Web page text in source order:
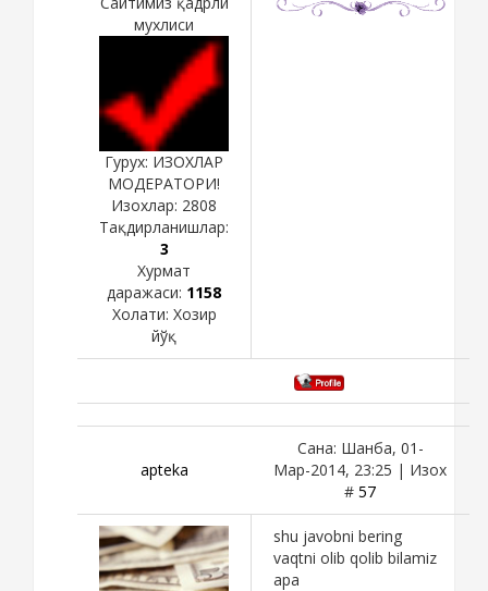
мухлиси
Гурух: ИЗОХЛАР
МОДЕРАТОРИ!
Изохлар: 2808
Тақдирланишлар:
3
Хурмат
даражаси: 1158
Холати: Хозир
йўқ
apteka
Сана: Шанба, 01-
Мар-2014, 23:25 | Изох
# 57
shu javobni bering
vaqtni olib qolib bilamiz
apa